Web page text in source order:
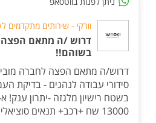
וורקי - שירותים מתקדמים
דרוש /ה מתאם הפצה
בשוהם!!
דרוש/ה מתאם הפצה לחברה
סידורי עבודה לנהגים - בדיקת
13000 שח +רכב+ תנאים סוציאליים מלאים